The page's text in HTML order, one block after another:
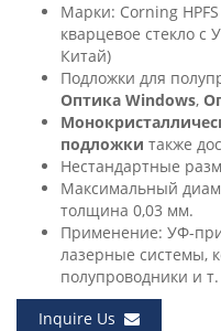
Марки: Corning
кварцевое стекло с
Китай)
Подложки для
Оптика Windows,
подложки также
Нестандартные
Максимальный
толщина 0,03 мм.
Применение: УФ-
лазерные системы,
полупроводники и т.
Inquire Us